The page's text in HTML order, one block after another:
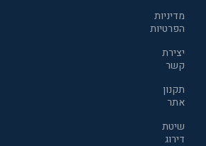
מדיניות
הפרטיות
יצירת
קשר
תקנון
אתר
שיטת
דירוג